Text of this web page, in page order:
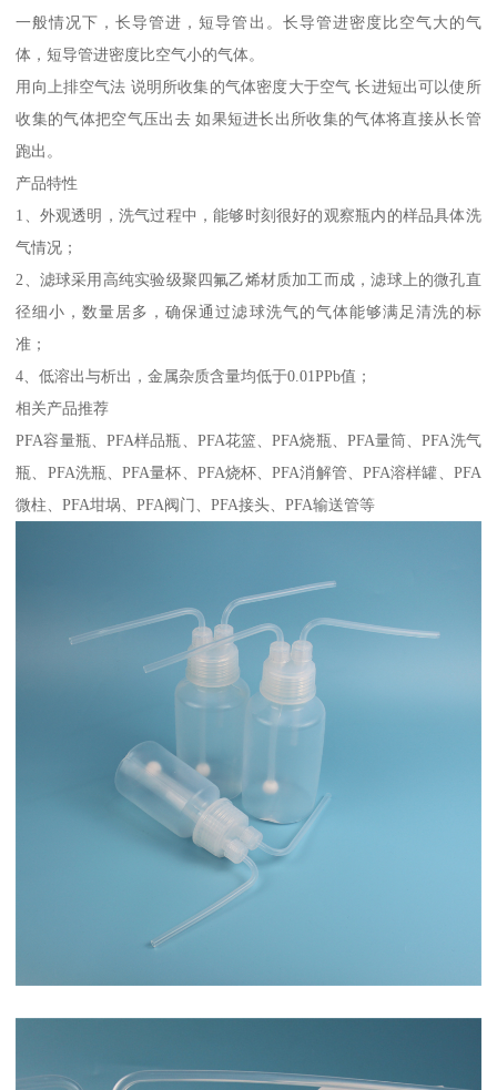
一般情况下，长导管进，短导管出。长导管进密度比空气大的气
体，短导管进密度比空气小的气体。
用向上排空气法 说明所收集的气体密度大于空气 长进短出可以使所
收集的气体把空气压出去 如果短进长出所收集的气体将直接从长管
跑出。
产品特性
1、外观透明，洗气过程中，能够时刻很好的观察瓶内的样品具体洗
气情况；
2、滤球采用高纯实验级聚四氟乙烯材质加工而成，滤球上的微孔直
径细小，数量居多，确保通过滤球洗气的气体能够满足清洗的标
准；
4、低溶出与析出，金属杂质含量均低于0.01PPb值；
相关产品推荐
PFA容量瓶、PFA样品瓶、PFA花篮、PFA烧瓶、PFA量筒、PFA洗气
瓶、PFA洗瓶、PFA量杯、PFA烧杯、PFA消解管、PFA溶样罐、PFA
微柱、PFA坩埚、PFA阀门、PFA接头、PFA输送管等